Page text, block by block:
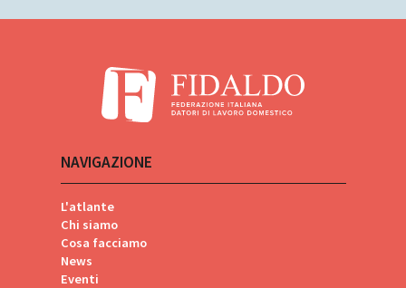
NAVIGAZIONE
L'atlante
Chi siamo
Cosa facciamo
News
Eventi